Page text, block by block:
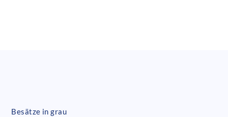
Besätze in grau